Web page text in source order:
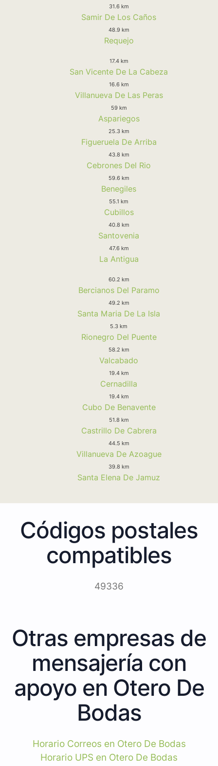
31.6 km
Samir De Los Caños
48.9 km
Requejo
17.4 km
San Vicente De La Cabeza
16.6 km
Villanueva De Las Peras
59 km
Aspariegos
25.3 km
Figueruela De Arriba
43.8 km
Cebrones Del Rio
59.6 km
Benegiles
55.1 km
Cubillos
40.8 km
Santovenia
47.6 km
La Antigua
60.2 km
Bercianos Del Paramo
49.2 km
Santa Maria De La Isla
5.3 km
Rionegro Del Puente
58.2 km
Valcabado
19.4 km
Cernadilla
19.4 km
Cubo De Benavente
51.8 km
Castrillo De Cabrera
44.5 km
Villanueva De Azoague
39.8 km
Santa Elena De Jamuz
Códigos postales
compatibles
49336
Otras empresas de
mensajería con
apoyo en Otero De
Bodas
Horario Correos en Otero De Bodas
Horario UPS en Otero De Bodas